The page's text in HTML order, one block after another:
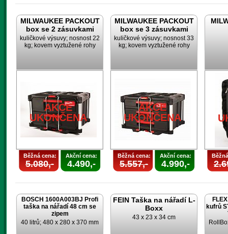
MILWAUKEE PACKOUT
box se 2 zásuvkami
kuličkové výsuvy; nosnost 22
kg; kovem vyztužené rohy
AKCE
UKONČENA
Běžná cena:
5.080,-
Akční cena:
4.490,-
MILWAUKEE PACKOUT
box se 3 zásuvkami
kuličkové výsuvy; nosnost 33
kg; kovem vyztužené rohy
AKCE
UKONČENA
Běžná cena:
5.557,-
Akční cena:
4.990,-
BOSCH 1600A003BJ Profi
taška na nářadí 48 cm se
zipem
40 litrů; 480 x 280 x 370 mm
FEIN Taška na nářadí L-
Boxx
43 x 23 x 34 cm
kufrů